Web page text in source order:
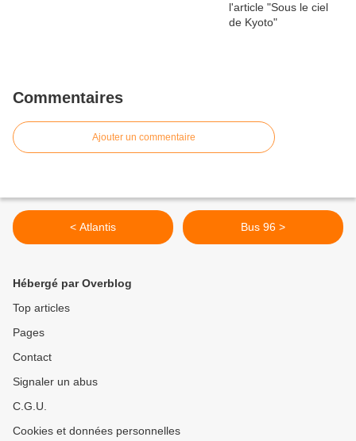
Commentaires
Ajouter un commentaire
< Atlantis Bus 96 >
Hébergé par Overblog
Top articles
Pages
Contact
Signaler un abus
C.G.U.
Cookies et données personnelles